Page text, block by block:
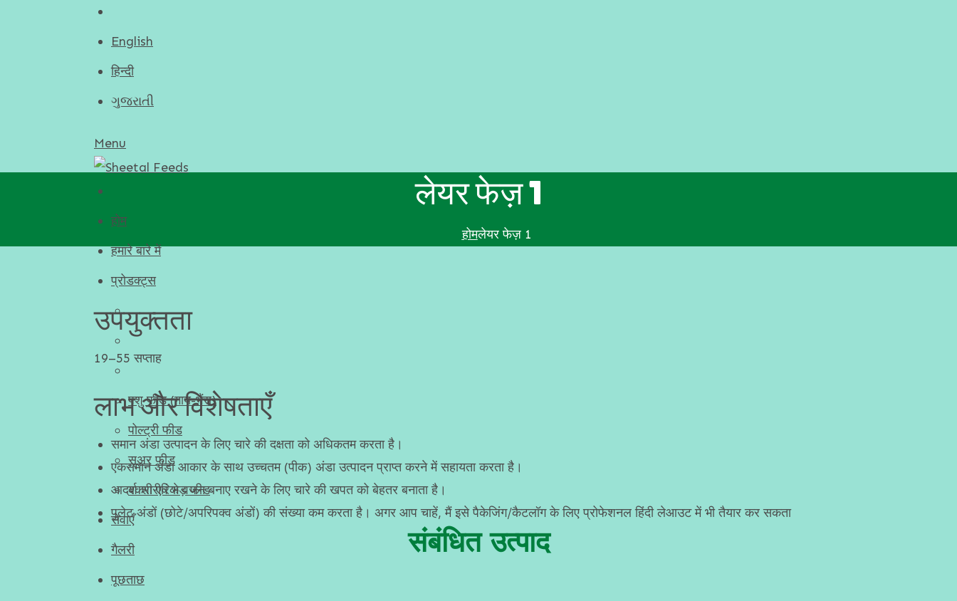
English
हिन्दी
ગુજરાતી
Menu
होम
हमारे बारे में
प्रोडक्ट्स
पशु फीड (गाय-भैंस)
पोल्ट्री फीड
सूअर फीड
बकरी एवं भेड़ फीड
सेवाएँ
गैलरी
पूछताछ
लेयर फेज़ 1
लेयर फेज़ 1
उपयुक्तता
19–55 सप्ताह
लाभ और विशेषताएँ
समान अंडा उत्पादन के लिए चारे की दक्षता को अधिकतम करता है।
एकसमान अंडा आकार के साथ उच्चतम (पीक) अंडा उत्पादन प्राप्त करने में सहायता करता है।
आदर्श शारीरिक वजन बनाए रखने के लिए चारे की खपत को बेहतर बनाता है।
पुलेट अंडों (छोटे/अपरिपक्व अंडों) की संख्या कम करता है। अगर आप चाहें, मैं इसे पैकेजिंग/कैटलॉग के लिए प्रोफेशनल हिंदी लेआउट में भी तैयार कर सकता
संबंधित उत्पाद